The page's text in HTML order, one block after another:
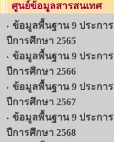
ศูนย์ข้อมูลสารสนเทศ
ข้อมูลพื้นฐาน 9 ประการ
ปีการศึกษา 2565
ข้อมูลพื้นฐาน 9 ประการ
ปีการศึกษา 2566
ข้อมูลพื้นฐาน 9 ประการ
ปีการศึกษา 2567
ข้อมูลพื้นฐาน 9 ประการ
ปีการศึกษา 2568